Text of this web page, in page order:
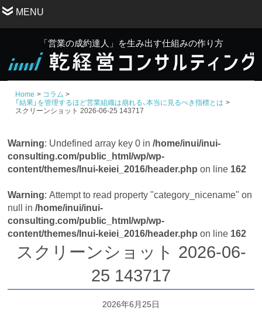
MENU
「営業の成約達人」を生み出す仕組みの作り方
Home
コラム
「結果」を管理するほど営業組織は崩れる、本当に見るべき指標とは
スクリーンショット 2026-06-25 143717
Warning : Undefined array key 0 in/home/inui/inui-
consulting.com/public_html/wp/wp-
content/themes/Inui-keiei_2016/header.php on line 162
Warning: Attempt to read property "category_nicename" on
null in/home/inui/inui-
consulting.com/public_html/wp/wp-
content/themes/Inui-keiei_2016/header.php on line 162
スクリーンショット 2026-06-
25 143717
2026年6月25日